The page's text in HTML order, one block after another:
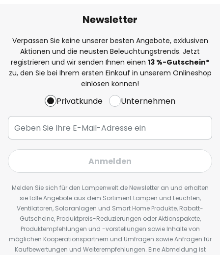
Newsletter
Verpassen Sie keine unserer besten Angebote, exklusiven
Aktionen und die neusten Beleuchtungstrends. Jetzt
registrieren und wir senden Ihnen einen 13 %-Gutschein*
zu, den Sie bei Ihrem ersten Einkauf in unserem Onlineshop
einlösen können!
Privatkunde Unternehmen
Anmelden
Melden Sie sich für den Lampenwelt.de Newsletter an und erhalten
sie tolle Angebote aus dem Sortiment Lampen und Leuchten,
Ventilatoren, Solaranlagen und Smart Home Produkte, Rabatt-
Gutscheine, Produktpreis-Reduzierungen oder Aktionspakete,
Produktempfehlungen und -vorstellungen sowie Inhalte von
möglichen Kooperationspartnern und Umfragen sowie Anfragen für
Kaufbewertungen und Weiterempfehlungen. Eine Abmeldung ist